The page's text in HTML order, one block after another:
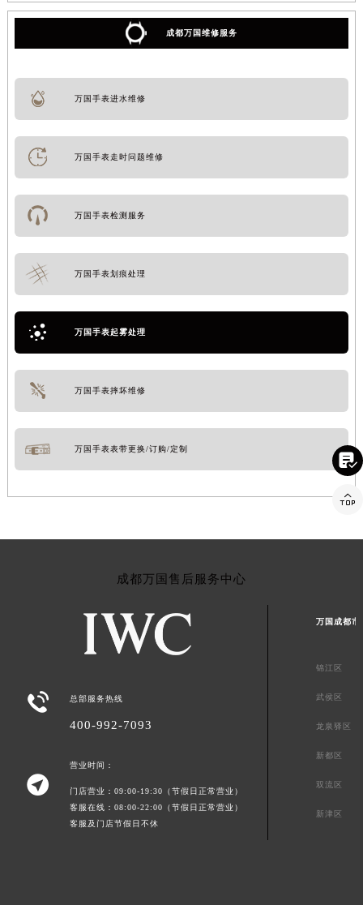
成都万国维修服务
万国手表进水维修
万国手表走时问题维修
万国手表检测服务
万国手表划痕处理
万国手表起雾处理
万国手表摔坏维修
万国手表表带更换/订购/定制
成都万国售后服务中心
 总部服务热线
400-992-7093

营业时间：
门店营业：09:00-19:30（节假日正常营业）
客服在线：08:00-22:00（节假日正常营业）
客服及门店节假日不休
万国成都市
锦江区
武侯区
龙泉驿区
新都区
双流区
新津区

